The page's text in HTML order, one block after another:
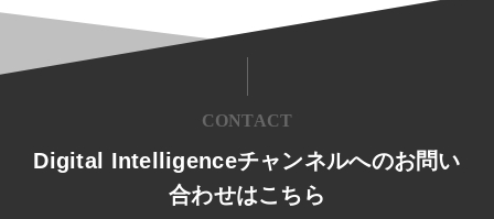
CONTACT
Digital Intelligenceチャンネルへのお問い
合わせはこちら